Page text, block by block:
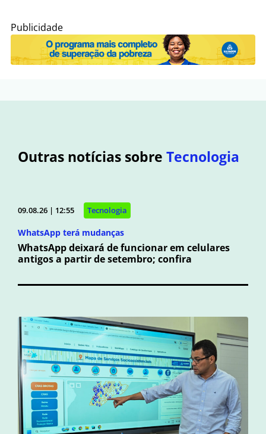
Publicidade
Outras notícias sobre Tecnologia
09.08.26 | 12:55 Tecnologia
WhatsApp terá mudanças
WhatsApp deixará de funcionar em celulares
antigos a partir de setembro; confira